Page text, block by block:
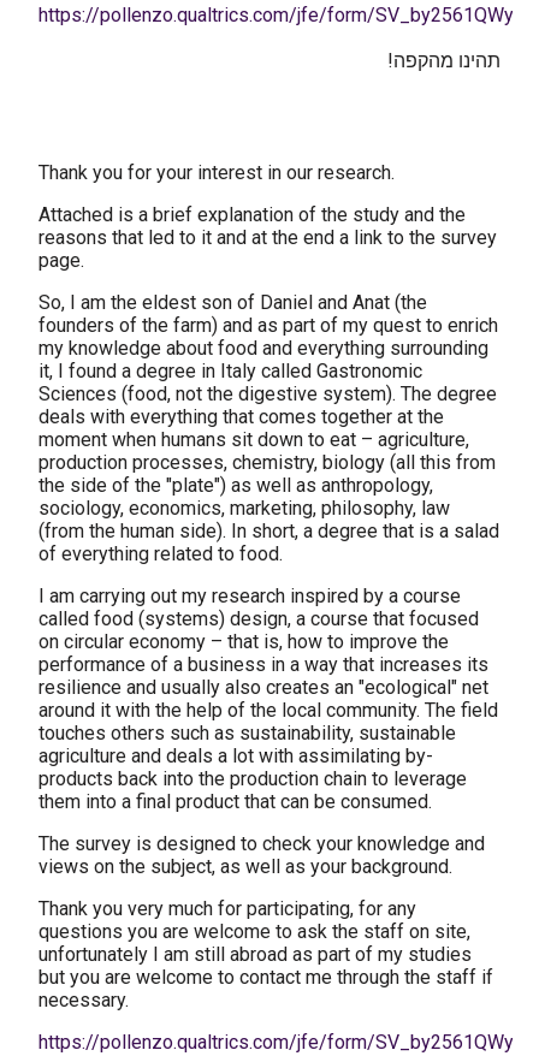
https://pollenzo.qualtrics.com/jfe/form/
תהינו מהקפה!
Thank you for your interest in our research.
Attached is a brief explanation of the study and the
reasons that led to it and at the end a link to the survey
page.
So, I am the eldest son of Daniel and Anat (the
founders of the farm) and as part of my quest to enrich
my knowledge about food and everything surrounding
it, I found a degree in Italy called Gastronomic
Sciences (food, not the digestive system). The degree
deals with everything that comes together at the
moment when humans sit down to eat – agriculture,
production processes, chemistry, biology (all this from
the side of the "plate") as well as anthropology,
sociology, economics, marketing, philosophy, law
(from the human side). In short, a degree that is a salad
of everything related to food.
I am carrying out my research inspired by a course
called food (systems) design, a course that focused
on circular economy – that is, how to improve the
performance of a business in a way that increases its
resilience and usually also creates an "ecological" net
around it with the help of the local community. The field
touches others such as sustainability, sustainable
agriculture and deals a lot with assimilating by-
products back into the production chain to leverage
them into a final product that can be consumed.
The survey is designed to check your knowledge and
views on the subject, as well as your background.
Thank you very much for participating, for any
questions you are welcome to ask the staff on site,
unfortunately I am still abroad as part of my studies
but you are welcome to contact me through the staff if
necessary.
https://pollenzo.qualtrics.com/jfe/form/